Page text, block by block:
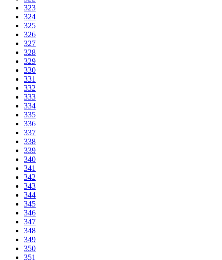
323
324
325
326
327
328
329
330
331
332
333
334
335
336
337
338
339
340
341
342
343
344
345
346
347
348
349
350
351